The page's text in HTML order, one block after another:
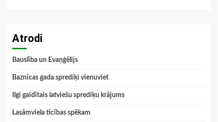
Atrodi
Bauslība un Evaņģēlijs
Baznīcas gada sprediķi vienuviet
Ilgi gaidītais latviešu sprediķu krājums
Lasāmviela ticības spēkam